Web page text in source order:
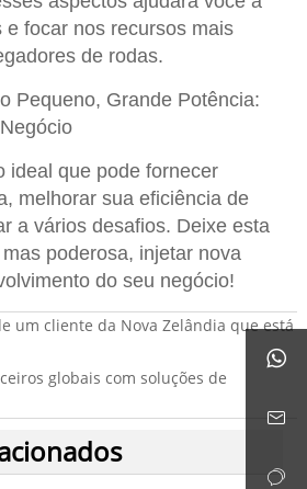
e focar nos recursos mais
de rodas.
Pequeno, Grande Potência:
ideal que pode fornecer
melhorar sua eficiência de
a vários desafios. Deixe esta
poderosa, injetar nova
do seu negócio!
um cliente da Nova Zelândia que está
globais com soluções de


